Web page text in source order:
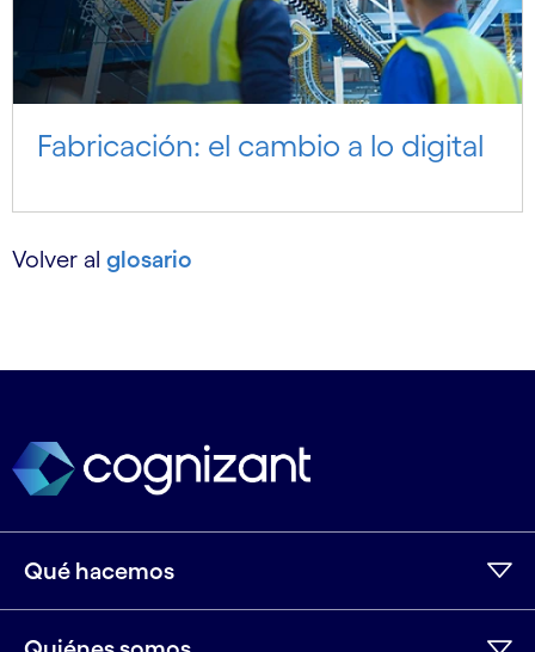
Fabricación: el cambio a lo digital
Volver al glosario
Qué hacemos